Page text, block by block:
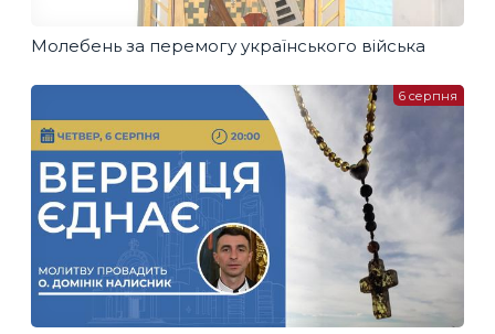
Молебень за перемогу українського війська
6 серпня